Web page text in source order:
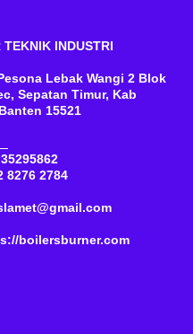
TEKNIK INDUSTRI
Lebak Wangi 2 Blok
Sepatan Timur, Kab
15521
8276 2784
boilersburner.com